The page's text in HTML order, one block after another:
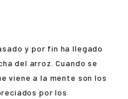
y por fin ha llegado
del arroz. Cuando se
viene a la mente son los
por los